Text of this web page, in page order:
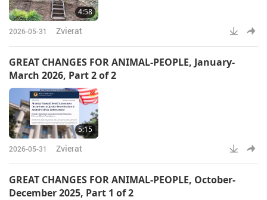
4:58
2026-05-31 Zvierat
GREAT CHANGES FOR ANIMAL-PEOPLE, January-
March 2026, Part 2 of 2
5:15
2026-05-31 Zvierat
GREAT CHANGES FOR ANIMAL-PEOPLE, October-
December 2025, Part 1 of 2